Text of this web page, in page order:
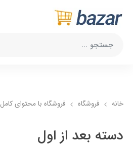
خانه فروشگاه فروشگاه با محتوای کامل
دسته بعد از اول